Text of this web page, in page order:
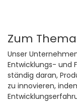
Zum
Unser
Entwicklungs- und
ständig daran,
zu innovieren,